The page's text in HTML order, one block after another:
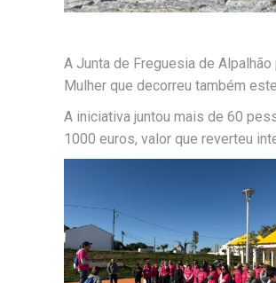
A Junta de Freguesia de
Mulher que decorreu também
A iniciativa juntou mais de 60
1000 euros, valor que reverteu